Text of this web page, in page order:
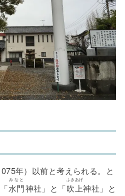
年）以前と考えられる。と
水門
みなと
神社」と「吹上
ふきあげ
神社」と